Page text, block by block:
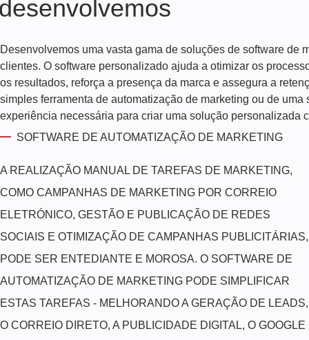
Desenvolvemos uma vasta gama de soluções de software de
clientes. O software personalizado ajuda a otimizar os
os resultados, reforça a presença da marca e assegura a
simples ferramenta de automatização de marketing ou de
experiência necessária para criar uma solução personalizada
SOFTWARE DE AUTOMATIZAÇÃO DE MARKETING
A REALIZAÇÃO MANUAL DE TAREFAS DE MARKETING,
COMO CAMPANHAS DE MARKETING POR CORREIO
ELETRÓNICO, GESTÃO E PUBLICAÇÃO DE REDES
SOCIAIS E OTIMIZAÇÃO DE CAMPANHAS PUBLICITÁRIAS,
PODE SER ENTEDIANTE E MOROSA. O SOFTWARE DE
AUTOMATIZAÇÃO DE MARKETING PODE SIMPLIFICAR
ESTAS TAREFAS - MELHORANDO A GERAÇÃO DE LEADS,
O CORREIO DIRETO, A PUBLICIDADE DIGITAL, O GOOGLE